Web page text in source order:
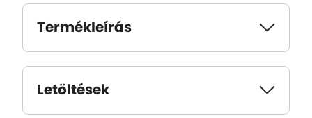
Termékleírás
Letöltések